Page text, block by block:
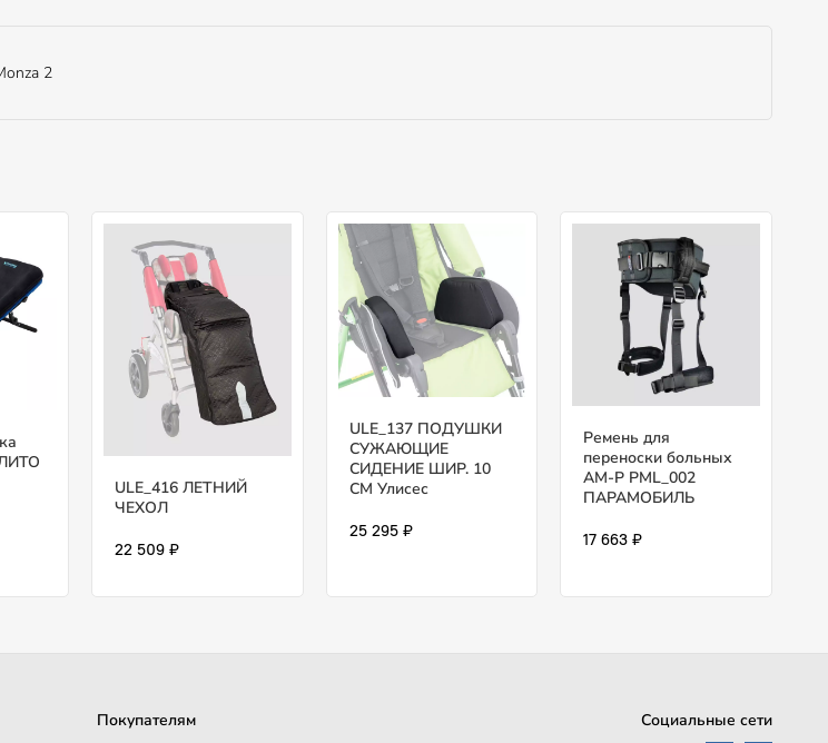
2
ULE_416 ЛЕТНИЙ
ЧЕХОЛ
22 509 ₽
ULE_137 ПОДУШКИ
СУЖАЮЩИЕ
СИДЕНИЕ ШИР. 10
СМ Улисес
25 295 ₽
Ремень для
переноски больных
AM-P PML_002
ПАРАМОБИЛЬ
17 663 ₽
Покупателям Социальные сети